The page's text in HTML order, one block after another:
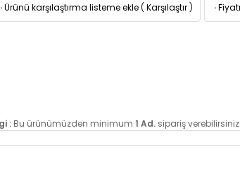
·Ürünü karşılaştırma listeme ekle ( Karşılaştır ) ·
: Bu ürünümüzden minimum 1 Ad. sipariş verebilirsiniz.